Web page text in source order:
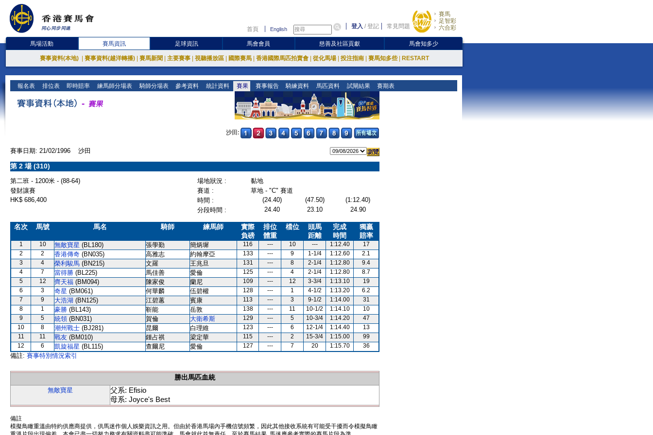
首頁 English 登入 /登記 常見問題
賽馬
足智彩
六合彩
馬場活動 賽馬資訊 足球資訊 馬會會員 慈善及社區貢獻 馬會知多少
賽事資料(本地) 賽事資料(越洋轉播) 賽馬新聞 主要賽事 視聽播放區 國際賽馬 香港國際馬匹拍賣會 從化馬場 投注指南 賽馬知多些 RESTART
報名表 排位表 即時賠率 練馬師分場表 騎師分場表 參考資料 統計資料 賽果 賽事報告 騎練資料 馬匹資料 試閘結果 賽期表
沙田:
賽事日期: 21/02/1996 沙田
第 2 場 (310)
第二班 - 1200米 - (88-64) 場地狀況 :
黏地
發財讓賽
賽道 :
草地 - "C" 賽道
HK$ 686,400
時間 : (24.40) (47.50)
(1:12.40)
分段時間 :
24.40 23.10 24.90
名次 馬號 馬名 騎師 練馬師
實際
負磅
排位
體重
檔位
頭馬
距離
完成
時間
獨贏
賠率
1 10 無敵寶星 (BL180) 張學勤 簡炳墀 116 --- 10 --- 1:12.40
17
2
2 香港傳奇 (BN035) 高雅志 約翰摩亞 133 --- 9 1-1/4 1:12.60
2.1
3
4 榮利駿馬 (BN215) 文羅 王兆旦 131 --- 8 2-1/4 1:12.80
9.4
4
7 當得勝 (BL225) 馬佳善 愛倫 125 --- 4 2-1/4 1:12.80
8.7
5
12 齊天福 (BM094) 陳家俊 蘭尼 109 --- 12 3-3/4 1:13.10
19
6
3 奇星 (BM061) 何華麟 伍碧權 128 --- 1 4-1/2 1:13.20
6.2
7
9 大浩湖 (BN125) 江碧蕙 賓康 113 --- 3 9-1/2 1:14.00
31
8
1 豪勝 (BL143) 靳能 岳敦 138 --- 11 10-1/2 1:14.10
10
9
5 統領 (BN031) 賀倫 大衛希斯 129 --- 5 10-3/4 1:14.20
47
10
8 潮州戰士 (BJ281) 昆爾 白理維 123 --- 6 12-1/4 1:14.40
13
11
11 戰友 (BM010) 鍾占祺 梁定華 115 --- 2 15-3/4 1:15.00
99
12
6 凱旋福星 (BL115) 查爾尼 愛倫 127 --- 7 20 1:15.70 36
備註: 賽事特別情況索引
勝出馬匹血統
無敵寶星
父系: Efisio
母系: Joyce's Best
備註
模擬鳥瞰重溫由特約供應商提供，供馬迷作個人娛樂資訊之用。但由於香港馬場內手機信號頻繁，因此其他接收系統有可能受干擾而令模擬鳥瞰